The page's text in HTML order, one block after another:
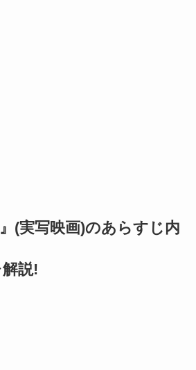
(実写映画)のあらすじ内
説!